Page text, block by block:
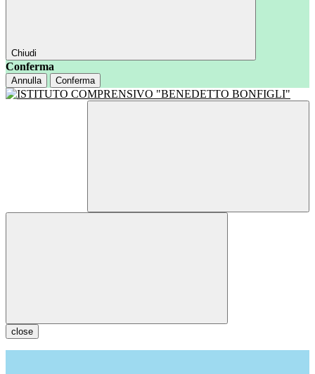
Chiudi
Conferma
Annulla Conferma
close